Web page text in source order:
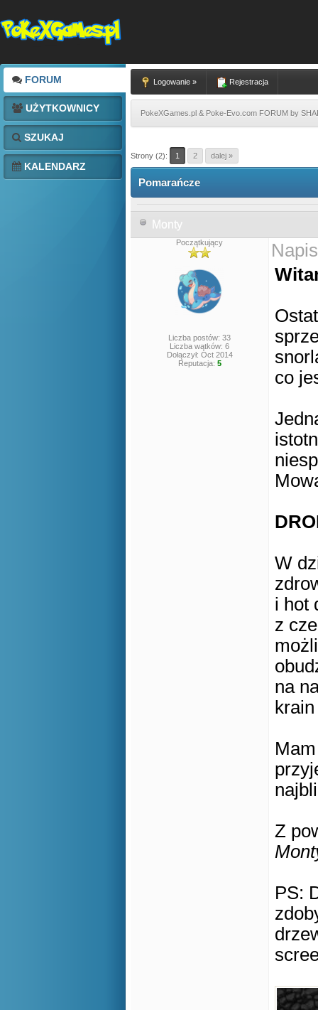
FORUM
UŻYTKOWNICY
SZUKAJ
KALENDARZ
Logowanie » Rejestracja
PokeXGames.pl & Poke-Evo.com FORUM by
Strony (2): 1 2 dalej »
Pomarańcze
Monty
Początkujący
Liczba postów: 33
Liczba wątków: 6
Dołączył: Oct 2014
Reputacja: 5
co
W
i hot
z
na
Z
PS: